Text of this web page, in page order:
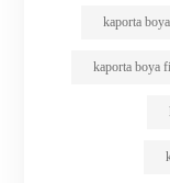
kaporta
kaporta boya